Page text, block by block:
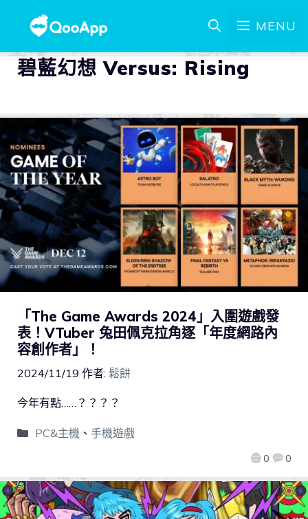
MENU
碧藍幻想 Versus: Rising
「The Game Awards 2024」入圍遊戲發
表！VTuber 兔田佩克拉角逐「年度網路內
容創作者」！
2024/11/19 作者: 鬆餅
0 0
今年有點……？？？？
PC&主機、 手機遊戲